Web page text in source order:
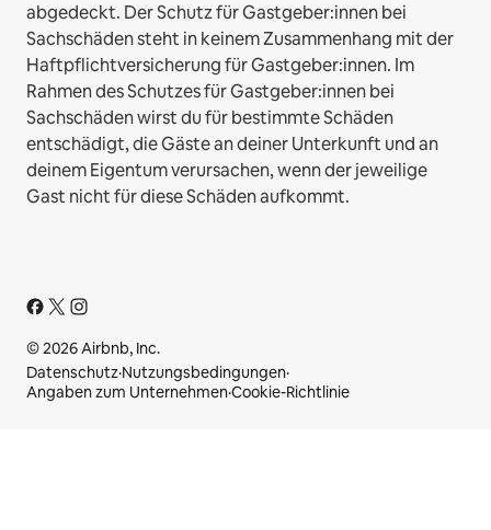
abgedeckt. Der Schutz für Gastgeber:innen bei
Sachschäden steht in keinem Zusammenhang mit der
Haftpflichtversicherung für Gastgeber:innen. Im
Rahmen des Schutzes für Gastgeber:innen bei
Sachschäden wirst du für bestimmte Schäden
entschädigt, die Gäste an deiner Unterkunft und an
deinem Eigentum verursachen, wenn der jeweilige
Gast nicht für diese Schäden aufkommt.
© 2026 Airbnb, Inc.
Datenschutz·Nutzungsbedingungen·
Angaben zum Unternehmen·Cookie-Richtlinie